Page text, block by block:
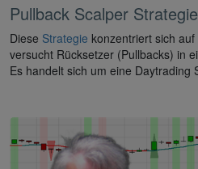
Pullback Scalper Strategie
Diese Strategie konzentriert sich
versucht Rücksetzer (Pullbacks) in
Es handelt sich um eine Daytrading